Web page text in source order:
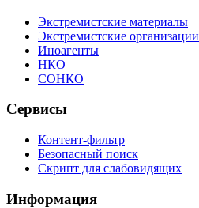
Экстремистские материалы
Экстремистские организации
Иноагенты
НКО
СОНКО
Сервисы
Контент-фильтр
Безопасный поиск
Скрипт для слабовидящих
Информация